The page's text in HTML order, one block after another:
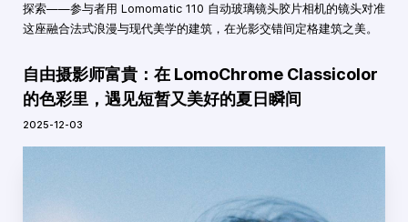
探索——参与者用 Lomomatic 110 自动玻璃镜头胶片相机的镜头对准
这座融合法式浪漫与现代美学的建筑，在光影交错间定格建筑之美。
自由摄影师富貴：在 LomoChrome Classicolor
的色彩里，遇见短暂又美好的夏日瞬间
2025-12-03